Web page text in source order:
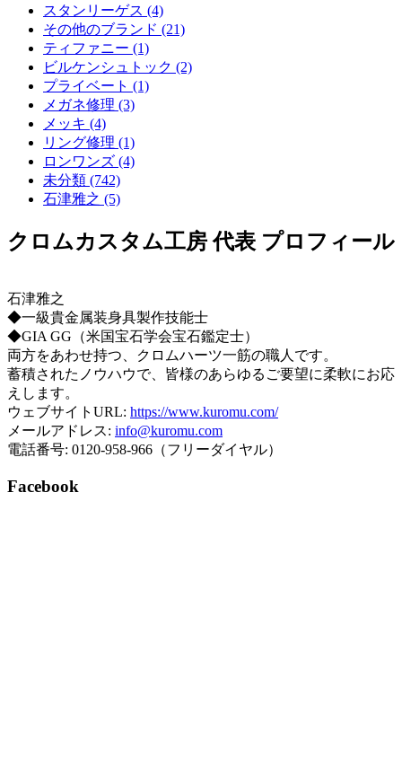
スタンリーゲス (4)
その他のブランド (21)
ティファニー (1)
ビルケンシュトック (2)
プライベート (1)
メガネ修理 (3)
メッキ (4)
リング修理 (1)
ロンワンズ (4)
未分類 (742)
石津雅之 (5)
クロムカスタム工房 代表 プロフィール
石津雅之
◆一級貴金属装身具製作技能士
◆GIA GG（米国宝石学会宝石鑑定士）
両方をあわせ持つ、クロムハーツ一筋の職人です。
蓄積されたノウハウで、皆様のあらゆるご要望に柔軟にお応
えします。
ウェブサイトURL: https://www.kuromu.com/
メールアドレス: info@kuromu.com
電話番号: 0120-958-966（フリーダイヤル）
Facebook